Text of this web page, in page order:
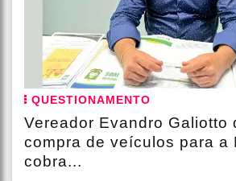
QUESTIONAMENTO
Vereador Evandro Galiotto
compra de veículos para a
cobra...